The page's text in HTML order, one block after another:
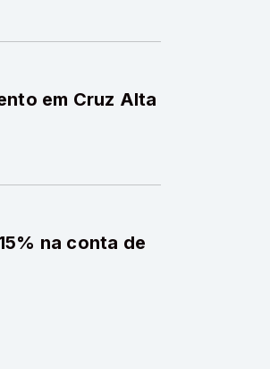
em Cruz Alta
na conta de